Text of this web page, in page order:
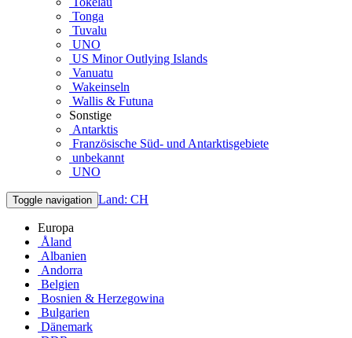
Tonga
Tuvalu
UNO
US Minor Outlying Islands
Vanuatu
Wakeinseln
Wallis & Futuna
Sonstige
Antarktis
Französische Süd- und Antarktisgebiete
unbekannt
UNO
Toggle navigation Land: CH
Europa
Åland
Albanien
Andorra
Belgien
Bosnien & Herzegowina
Bulgarien
Dänemark